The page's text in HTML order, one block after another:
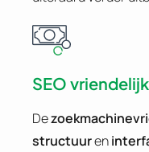
SEO vriendelijk
De
structuuren